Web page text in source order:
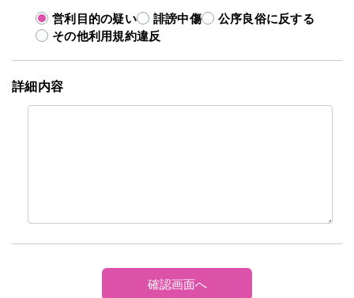
営利目的の疑い 誹謗中傷
公序良俗に反する
その他利用規約違反
詳細内容
確認画面へ